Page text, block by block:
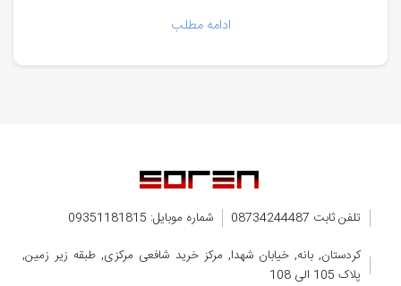
ادامه مطلب
تلفن ثابت 08734244487
شماره موبایل: 09351181815
کردستان, بانه, خیابان شهدا, مرکز خرید شافعی مرکزی, طبقه زیر زمین,
پلاک 105 الی 108